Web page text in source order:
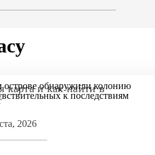
карта и как найти в
2026